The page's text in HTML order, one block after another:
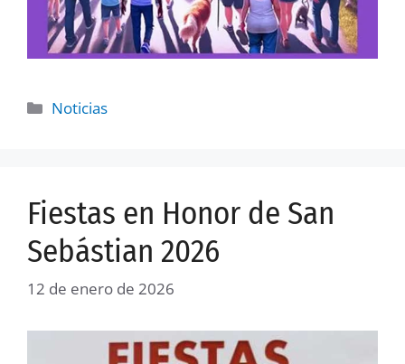
Noticias
Fiestas en Honor de San
Sebástian 2026
12 de enero de 2026